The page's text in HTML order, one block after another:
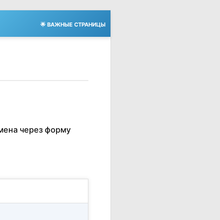
🌟 ВАЖНЫЕ СТРАНИЦЫ
через форму